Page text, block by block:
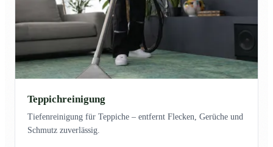
Teppichreinigung
Tiefenreinigung für Teppiche – entfernt Flecken, Gerüche und
Schmutz zuverlässig.